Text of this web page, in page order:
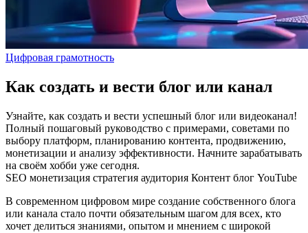
Цифровая грамотность
Как создать и вести блог или канал
Узнайте, как создать и вести успешный блог или видеоканал!
Полный пошаговый руководство с примерами, советами по
выбору платформ, планированию контента, продвижению,
монетизации и анализу эффективности. Начните зарабатывать
на своём хобби уже сегодня.
SEO монетизация стратегия аудитория Контент блог YouTube
В современном цифровом мире создание собственного блога
или канала стало почти обязательным шагом для всех, кто
хочет делиться знаниями, опытом и мнением с широкой